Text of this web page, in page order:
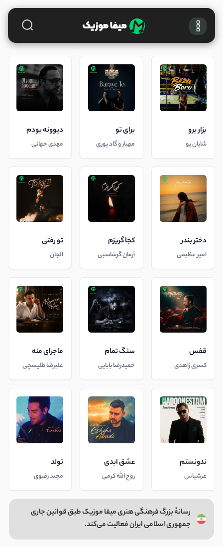
بزار برو
شایان یو
برای تو
مهیار و گاد پوری
دیوونه بودم
مهدی جهانی
دختر بندر
امیر عظیمی
کجا گریزم
آرمان گرشاسبی
تو رفتی
الجان
قفس
کسری زاهدی
سنگ تمام
حمیدرضا بابایی
ماجرای منه
علیرضا طلیسچی
ندونستم
عرشیاس
عشق ابدی
روح الله کرمی
تولد
مجید رضوی
رسانهٔ بزرگ فرهنگی هنری میفا موزیک طبق قوانین جاری
جمهوری اسلامی ایران فعالیت می‌کند.